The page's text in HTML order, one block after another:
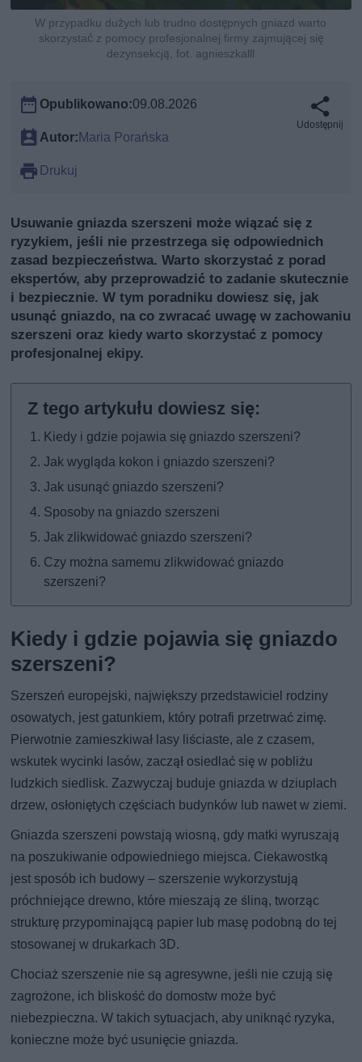
W przypadku dużych lub trudno dostępnych gniazd warto
skorzystać z pomocy profesjonalnej firmy zajmującej się
dezynsekcją, fot. agnieszkalll
Opublikowano:09.08.2026
Autor:Maria Porańska
Drukuj
Udostępnij
Usuwanie gniazda szerszeni może wiązać się z
ryzykiem, jeśli nie przestrzega się odpowiednich
zasad bezpieczeństwa. Warto skorzystać z porad
ekspertów, aby przeprowadzić to zadanie skutecznie
i bezpiecznie. W tym poradniku dowiesz się, jak
usunąć gniazdo, na co zwracać uwagę w zachowaniu
szerszeni oraz kiedy warto skorzystać z pomocy
profesjonalnej ekipy.
Kiedy i gdzie pojawia się gniazdo szerszeni?
Jak wygląda kokon i gniazdo szerszeni?
Jak usunąć gniazdo szerszeni?
Sposoby na gniazdo szerszeni
Jak zlikwidować gniazdo szerszeni?
Czy można samemu zlikwidować gniazdo
szerszeni?
Kiedy i gdzie pojawia się gniazdo
szerszeni?
Szerszeń europejski, największy przedstawiciel rodziny
osowatych, jest gatunkiem, który potrafi przetrwać zimę.
Pierwotnie zamieszkiwał lasy liściaste, ale z czasem,
wskutek wycinki lasów, zaczął osiedlać się w pobliżu
ludzkich siedlisk. Zazwyczaj buduje gniazda w dziuplach
drzew, osłoniętych częściach budynków lub nawet w ziemi.
Gniazda szerszeni powstają wiosną, gdy matki wyruszają
na poszukiwanie odpowiedniego miejsca. Ciekawostką
jest sposób ich budowy – szerszenie wykorzystują
próchniejące drewno, które mieszają ze śliną, tworząc
strukturę przypominającą papier lub masę podobną do tej
stosowanej w drukarkach 3D.
Chociaż szerszenie nie są agresywne, jeśli nie czują się
zagrożone, ich bliskość do domostw może być
niebezpieczna. W takich sytuacjach, aby uniknąć ryzyka,
konieczne może być usunięcie gniazda.